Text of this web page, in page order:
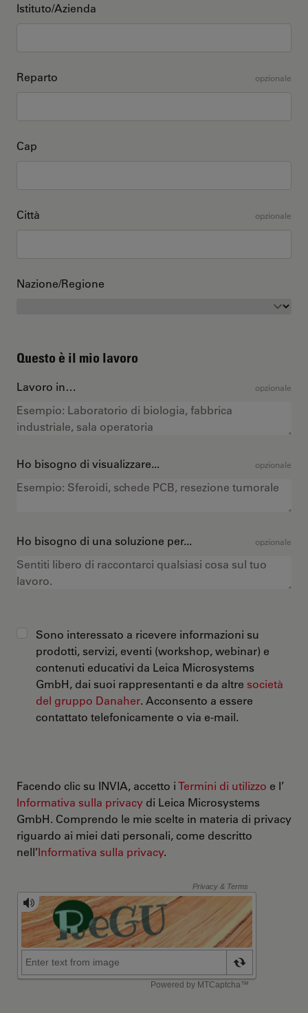
Istituto/Azienda
Reparto opzionale
Cap
Città opzionale
Nazione/Regione
Questo è il mio lavoro
Lavoro in… opzionale
Ho bisogno di visualizzare... opzionale
Ho bisogno di una soluzione per... opzionale
Sono interessato a ricevere informazioni su
prodotti, servizi, eventi (workshop, webinar) e
contenuti educativi da Leica Microsystems
GmbH, dai suoi rappresentanti e da altre società
del gruppo Danaher. Acconsento a essere
contattato telefonicamente o via e-mail.
Facendo clic su INVIA, accetto iTermini di utilizzo e l’
Informativa sulla privacy di Leica Microsystems
GmbH. Comprendo le mie scelte in materia di privacy
riguardo ai miei dati personali, come descritto
nell’Informativa sulla privacy.